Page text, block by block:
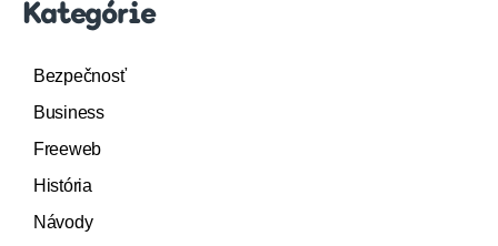
Kategórie
Bezpečnosť
Business
Freeweb
História
Návody